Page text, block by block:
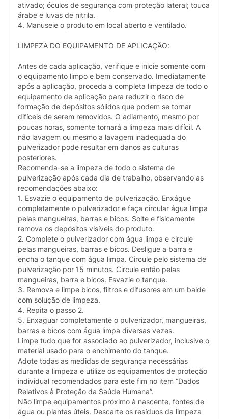
ativado; óculos de segurança com proteção lateral; touca
árabe e luvas de nitrila.
4. Manuseie o produto em local aberto e ventilado.
LIMPEZA DO EQUIPAMENTO DE APLICAÇÃO:
Antes de cada aplicação, verifique e inicie somente com
o equipamento limpo e bem conservado. Imediatamente
após a aplicação, proceda a completa limpeza de todo o
equipamento de aplicação para reduzir o risco de
formação de depósitos sólidos que podem se tornar
difíceis de serem removidos. O adiamento, mesmo por
poucas horas, somente tornará a limpeza mais difícil. A
não lavagem ou mesmo a lavagem inadequada do
pulverizador pode resultar em danos as culturas
posteriores.
Recomenda-se a limpeza de todo o sistema de
pulverização após cada dia de trabalho, observando as
recomendações abaixo:
1. Esvazie o equipamento de pulverização. Enxágue
completamente o pulverizador e faça circular água limpa
pelas mangueiras, barras e bicos. Solte e fisicamente
remova os depósitos visíveis do produto.
2. Complete o pulverizador com água limpa e circule
pelas mangueiras, barras e bicos. Desligue a barra e
encha o tanque com água limpa. Circule pelo sistema de
pulverização por 15 minutos. Circule então pelas
mangueiras, barra e bicos. Esvazie o tanque.
3. Remova e limpe bicos, filtros e difusores em um balde
com solução de limpeza.
4. Repita o passo 2.
5. Enxaguar completamente o pulverizador, mangueiras,
barras e bicos com água limpa diversas vezes.
Limpe tudo que for associado ao pulverizador, inclusive o
material usado para o enchimento do tanque.
Adote todas as medidas de segurança necessárias
durante a limpeza e utilize os equipamentos de proteção
individual recomendados para este fim no item “Dados
Relativos à Proteção da Saúde Humana”.
Não limpe equipamentos próximo à nascente, fontes de
água ou plantas úteis. Descarte os resíduos da limpeza